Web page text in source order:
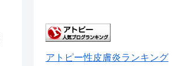
アトピー性皮膚炎ランキング